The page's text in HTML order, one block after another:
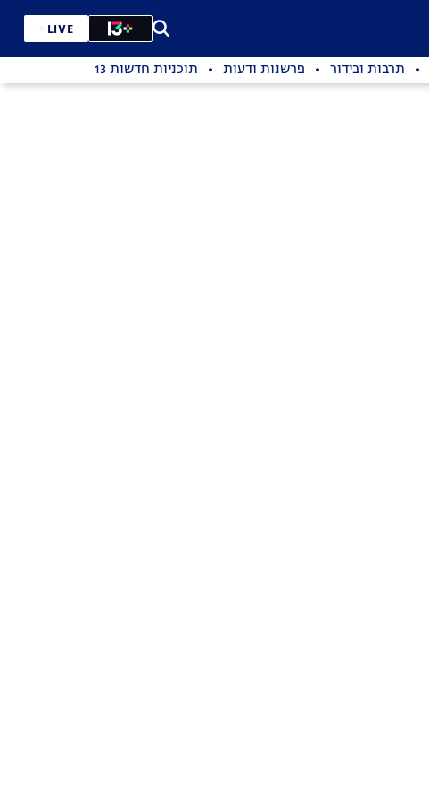
LIVE
תרבות ובידור פרשנות ודעות תוכניות חדשות 13